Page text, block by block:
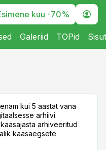
kuu -70%
Galeriid TOPid
kui 5 aastat vana
arhiivi.
arhiveeritud
kaasaegsete